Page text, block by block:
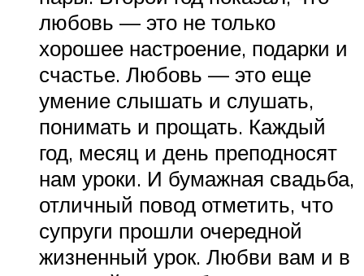
любовь — это не только
хорошее настроение, подарки и
счастье. Любовь — это еще
умение слышать и слушать,
понимать и прощать. Каждый
год, месяц и день преподносят
нам уроки. И бумажная свадьба,
отличный повод отметить, что
супруги прошли очередной
жизненный урок. Любви вам и в